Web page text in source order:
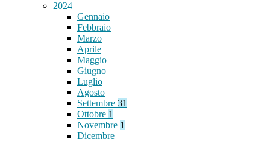
2024
Gennaio
Febbraio
Marzo
Aprile
Maggio
Giugno
Luglio
Agosto
Settembre 31
Ottobre 1
Novembre 1
Dicembre